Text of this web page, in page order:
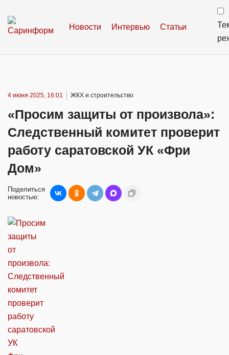
Новости Интервью Статьи
4 июня 2025, 16:01 ЖКХ и строительство
«Просим защиты от произвола»:
Следственный комитет проверит
работу саратовской УК «Фри
Дом»
Поделиться
новостью: